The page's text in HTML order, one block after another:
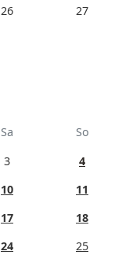
26
27
Sa
So
3
4
10
11
17
18
24
25